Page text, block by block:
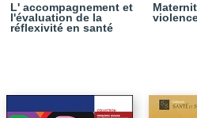
L' accompagnement et
l'évaluation de la
réflexivité en santé